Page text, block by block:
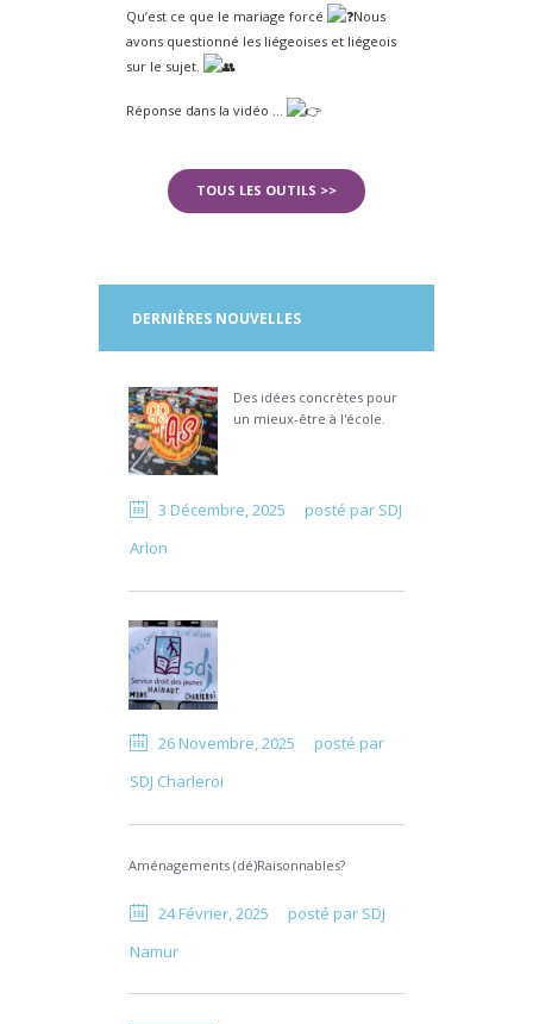
Qu’est ce que le mariage forcé
Nous
avons questionné les liégeoises et liégeois
sur le sujet.
Réponse dans la vidéo …
TOUS LES OUTILS >>
DERNIÈRES NOUVELLES
Des idées concrètes pour
un mieux-être à l'école.
3 Décembre, 2025 posté par SDJ
Arlon
26 Novembre, 2025
posté par
SDJ Charleroi
Aménagements (dé)Raisonnables?
24 Février, 2025 posté par SDJ
Namur